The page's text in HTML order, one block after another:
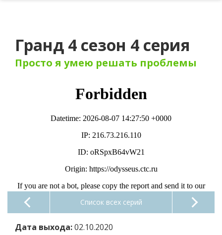
Гранд 4 сезон 4 серия
Просто я умею решать проблемы
Список всех серий
Дата выхода:02.10.2020